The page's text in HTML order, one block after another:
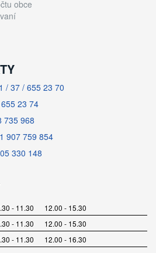
obce
/ 37 / 655 23 70
23 74
735 968
907 759 854
330 148
- 11.30 12.00 - 15.30
- 11.30 12.00 - 15.30
- 11.30 12.00 - 16.30